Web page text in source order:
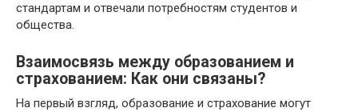
стандартам и отвечали потребностям студентов и
общества.
Взаимосвязь между образованием и
страхованием: Как они связаны?
На первый взгляд, образование и страхование могут